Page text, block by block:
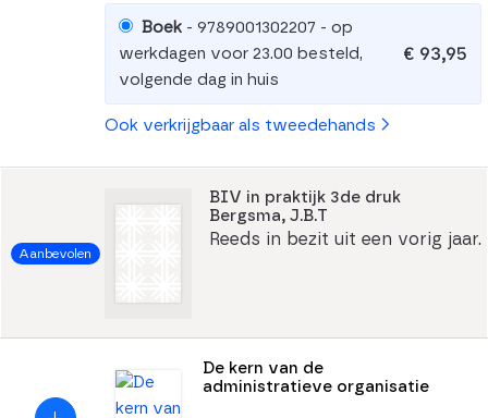
Boek- 9789001302207 - op
werkdagen voor 23.00 besteld,
volgende dag in huis
€ 93,95
Ook verkrijgbaar als tweedehands
Aanbevolen
BIV in praktijk 3de druk
Bergsma, J.B.T
Reeds in bezit uit een vorig jaar.
De kern van de
administratieve organisatie